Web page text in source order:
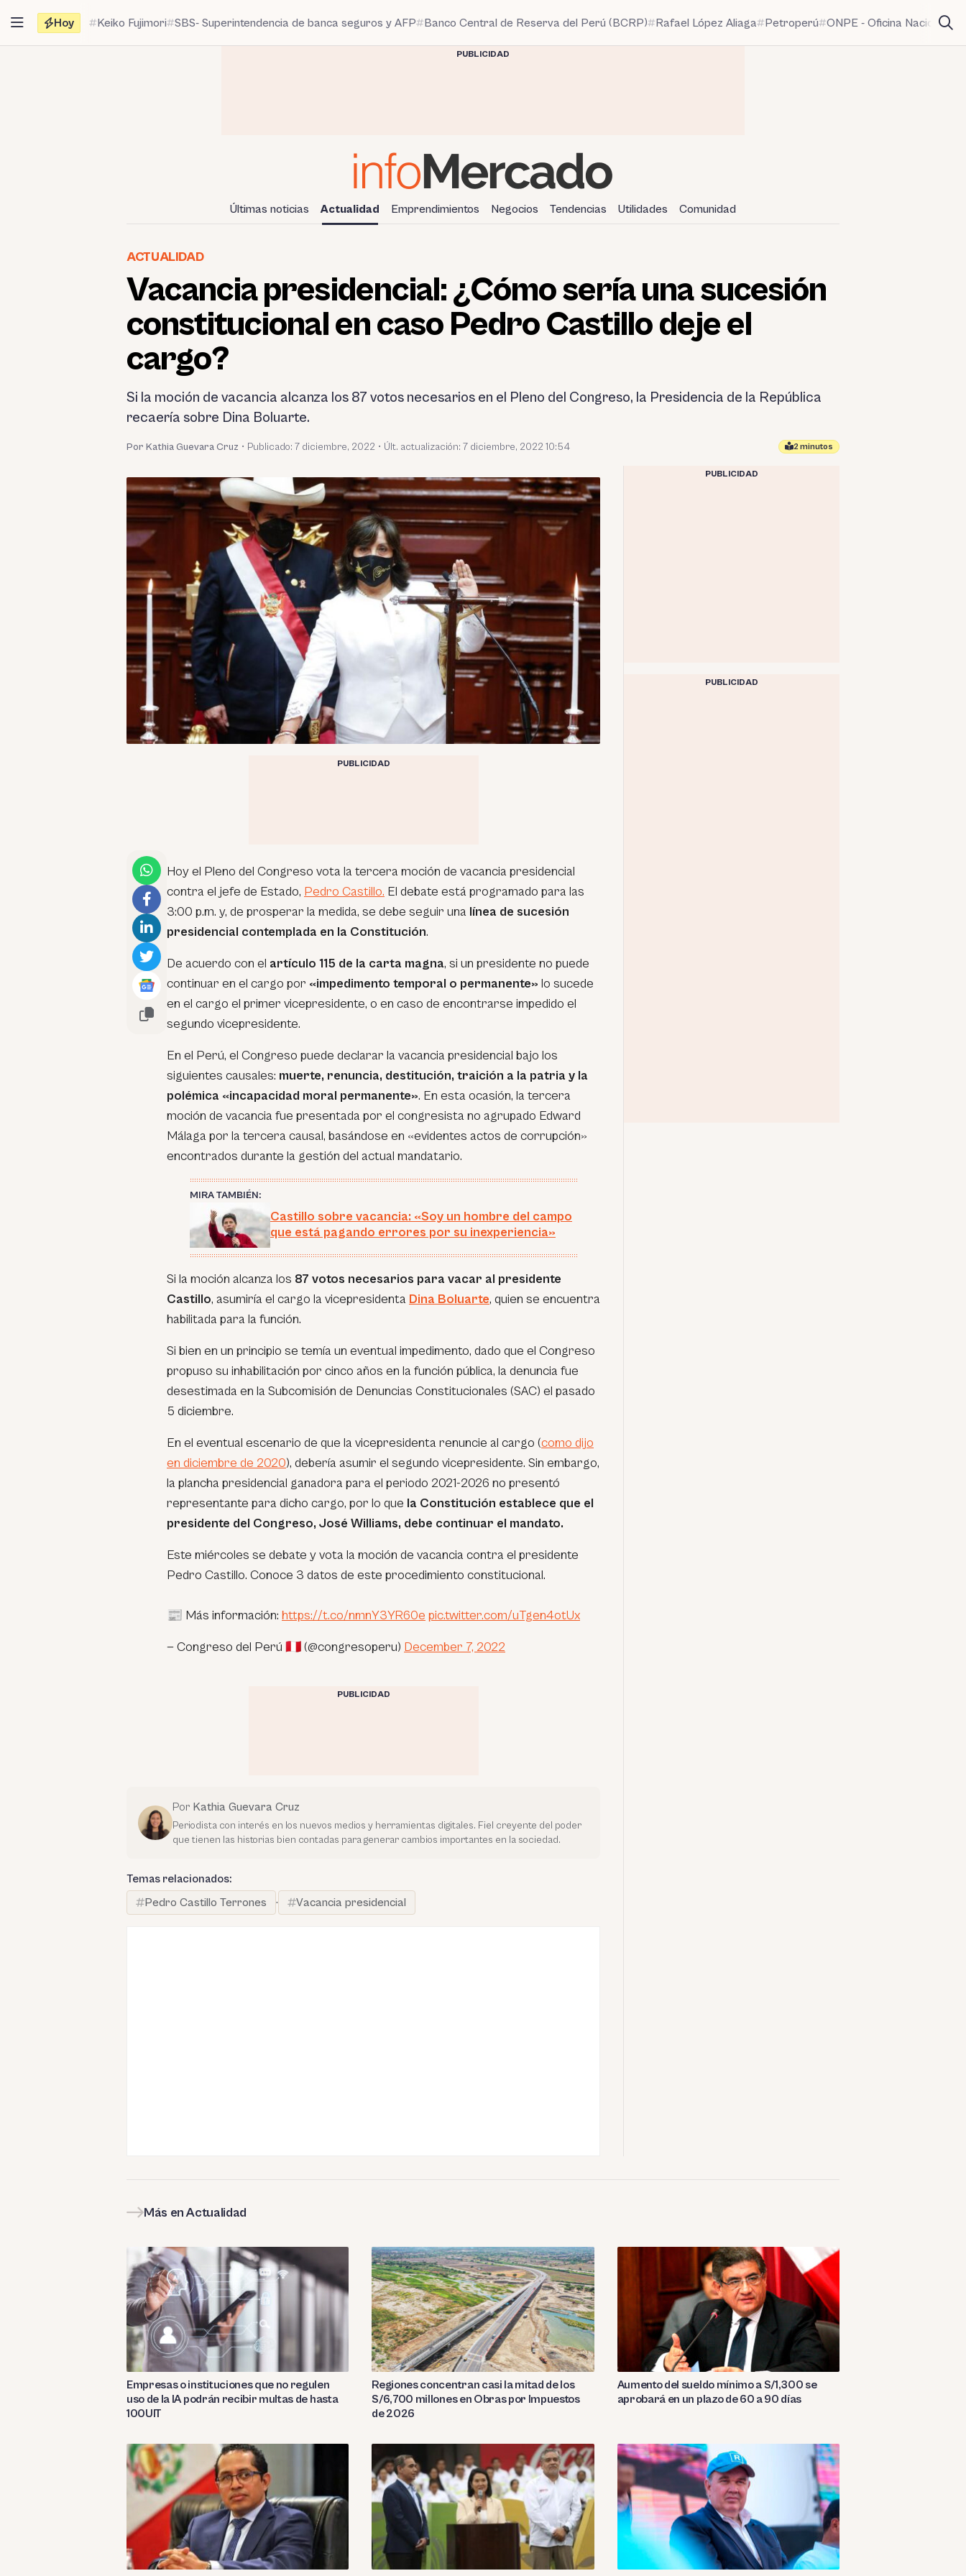
contenido
Hoy Keiko Fujimori SBS- Superintendencia de banca seguros y AFP Banco Central de Reserva del Perú (BCRP) Rafael López Aliaga Petroperú ONPE - Oficina Nacional
PUBLICIDAD
Últimas noticias Actualidad Emprendimientos Negocios Tendencias Utilidades Comunidad
ACTUALIDAD
Vacancia presidencial: ¿Cómo sería una sucesión
constitucional en caso Pedro Castillo deje el
cargo?
Si la moción de vacancia alcanza los 87 votos necesarios en el Pleno del Congreso, la Presidencia de la República
recaería sobre Dina Boluarte.
Por Kathia Guevara Cruz • Publicado: 7 diciembre, 2022 • Últ. actualización: 7 diciembre, 2022 10:54 2 minutos
PUBLICIDAD
Hoy el Pleno del Congreso vota la tercera moción de vacancia presidencial
contra el jefe de Estado, Pedro Castillo. El debate está programado para las
3:00 p.m. y, de prosperar la medida, se debe seguir una línea de sucesión
presidencial contemplada en la Constitución.
De acuerdo con el artículo 115 de la carta magna, si un presidente no puede
continuar en el cargo por «impedimento temporal o permanente» lo sucede
en el cargo el primer vicepresidente, o en caso de encontrarse impedido el
segundo vicepresidente.
En el Perú, el Congreso puede declarar la vacancia presidencial bajo los
siguientes causales: muerte, renuncia, destitución, traición a la patria y la
polémica «incapacidad moral permanente». En esta ocasión, la tercera
moción de vacancia fue presentada por el congresista no agrupado Edward
Málaga por la tercera causal, basándose en «evidentes actos de corrupción»
encontrados durante la gestión del actual mandatario.
MIRA TAMBIÉN:
Castillo sobre vacancia: «Soy un hombre del campo
que está pagando errores por su inexperiencia»
Si la moción alcanza los 87 votos necesarios para vacar al presidente
Castillo, asumiría el cargo la vicepresidenta Dina Boluarte, quien se encuentra
habilitada para la función.
Si bien en un principio se temía un eventual impedimento, dado que el Congreso
propuso su inhabilitación por cinco años en la función pública, la denuncia fue
desestimada en la Subcomisión de Denuncias Constitucionales (SAC) el pasado
5 diciembre.
En el eventual escenario de que la vicepresidenta renuncie al cargo (como dijo
en diciembre de 2020), debería asumir el segundo vicepresidente. Sin embargo,
la plancha presidencial ganadora para el periodo 2021-2026 no presentó
representante para dicho cargo, por lo que la Constitución establece que el
presidente del Congreso, José Williams, debe continuar el mandato.
Este miércoles se debate y vota la moción de vacancia contra el presidente
Pedro Castillo. Conoce 3 datos de este procedimiento constitucional.
📰 Más información: https://t.co/nmnY3YR60e pic.twitter.com/uTgen4otUx
— Congreso del Perú 🇵🇪 (@congresoperu) December 7, 2022
PUBLICIDAD
Por Kathia Guevara Cruz
Periodista con interés en los nuevos medios y herramientas digitales. Fiel creyente del poder
que tienen las historias bien contadas para generar cambios importantes en la sociedad.
Temas relacionados:
Pedro Castillo Terrones
· Vacancia presidencial
PUBLICIDAD
PUBLICIDAD
Más en Actualidad
Empresas o instituciones que no regulen
uso de la IA podrán recibir multas de hasta
100UIT
Regiones concentran casi la mitad de los
S/6,700 millones en Obras por Impuestos
de 2026
Aumento del sueldo mínimo a S/1,300 se
aprobará en un plazo de 60 a 90 días